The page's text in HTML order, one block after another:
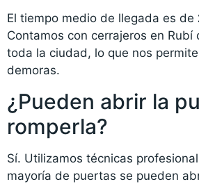
El tiempo medio de llegada es de
Contamos con cerrajeros en
toda la ciudad, lo que nos
demoras.
¿Pueden abrir la
romperla?
Sí. Utilizamos técnicas
mayoría de puertas se pueden